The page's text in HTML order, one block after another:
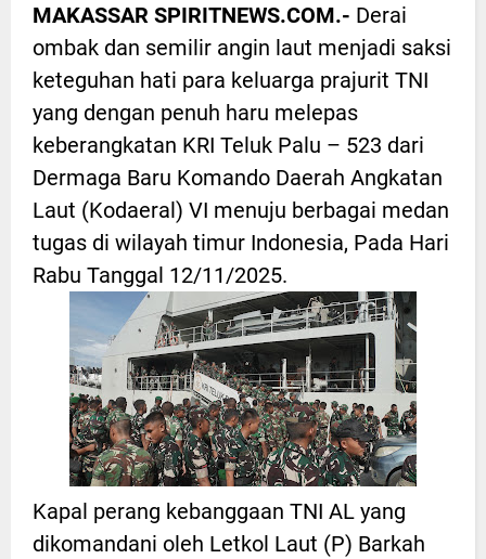
MAKASSAR SPIRITNEWS.COM.- Derai
ombak dan semilir angin laut menjadi saksi
keteguhan hati para keluarga prajurit TNI
yang dengan penuh haru melepas
keberangkatan KRI Teluk Palu – 523 dari
Dermaga Baru Komando Daerah Angkatan
Laut (Kodaeral) VI menuju berbagai medan
tugas di wilayah timur Indonesia, Pada Hari
Rabu Tanggal 12/11/2025.
Kapal perang kebanggaan TNI AL yang
dikomandani oleh Letkol Laut (P) Barkah